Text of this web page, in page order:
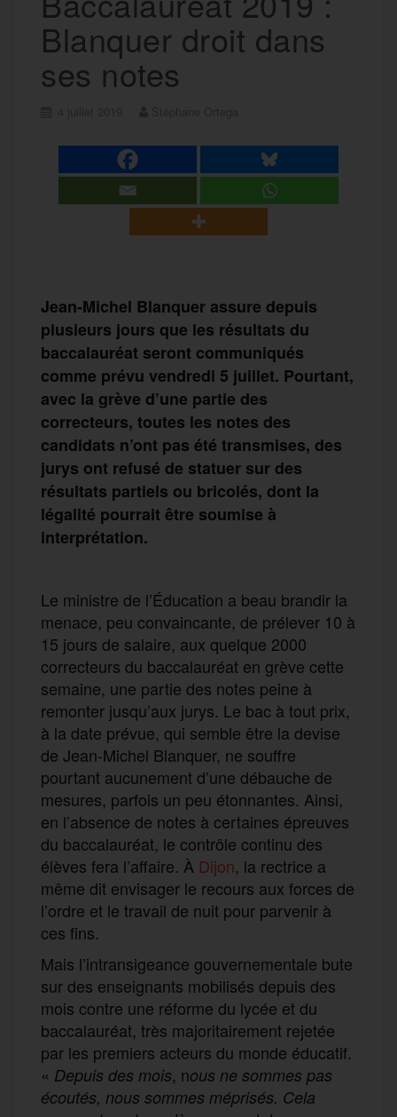
Blanquer droit dans
ses notes
Jean-Michel Blanquer assure depuis
plusieurs jours que les résultats du
baccalauréat seront communiqués
comme prévu vendredi 5 juillet. Pourtant,
avec la grève d’une partie des
correcteurs, toutes les notes des
candidats n’ont pas été transmises, des
jurys ont refusé de statuer sur des
résultats partiels ou bricolés, dont la
légalité pourrait être soumise à
interprétation.
Le ministre de l’Éducation a beau brandir la
menace, peu convaincante, de prélever 10 à
15 jours de salaire, aux quelque 2000
correcteurs du baccalauréat en grève cette
semaine, une partie des notes peine à
remonter jusqu’aux jurys. Le bac à tout prix,
à la date prévue, qui semble être la devise
de Jean-Michel Blanquer, ne souffre
pourtant aucunement d’une débauche de
mesures, parfois un peu étonnantes. Ainsi,
en l’absence de notes à certaines épreuves
du baccalauréat, le contrôle continu des
élèves fera l’affaire. À Dijon, la rectrice a
même dit envisager le recours aux forces de
l’ordre et le travail de nuit pour parvenir à
ces fins.
Mais l’intransigeance gouvernementale bute
sur des enseignants mobilisés depuis des
mois contre une réforme du lycée et du
baccalauréat, très majoritairement rejetée
par les premiers acteurs du monde éducatif.
« Depuis des mois, nous ne sommes pas
écoutés, nous sommes méprisés. Cela